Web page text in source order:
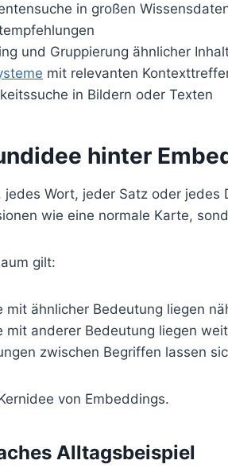
in großen
und Gruppierung ähnlicher
mit relevanten
in Bildern oder Texten
hinter
jedes Wort, jeder Satz oder
wie eine normale Karte,
gilt:
mit ähnlicher Bedeutung liegen
mit anderer Bedeutung liegen
zwischen Begriffen lassen
von Embeddings.
Alltagsbeispiel